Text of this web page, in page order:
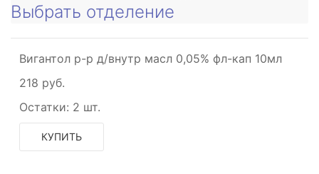
Выбрать отделение
Вигантол р-р д/внутр масл 0,05% фл-кап 10мл
218 руб.
Остатки: 2 шт.
КУПИТЬ